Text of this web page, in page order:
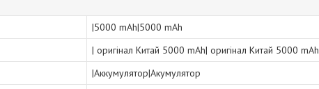
|5000 mAh|5000 mAh
| оригінал Китай 5000 mAh| оригінал Китай 5000 mAh
|Аккумулятор|Акумулятор